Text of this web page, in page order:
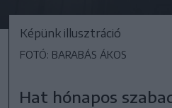
Képünk illusztráció
FOTÓ: BARABÁS ÁKOS
Hat hónapos